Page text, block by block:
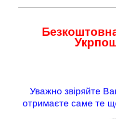
Уважно звіряйте
отримаєте саме те